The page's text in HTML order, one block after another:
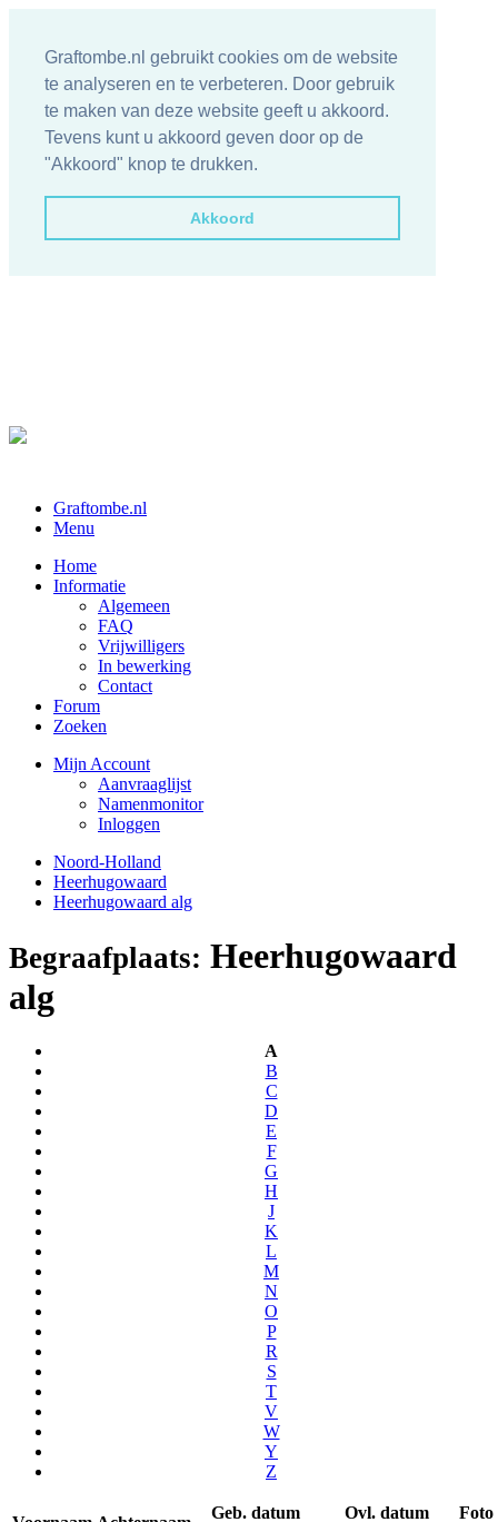
Graftombe.nl gebruikt cookies om de website
te analyseren en te verbeteren. Door gebruik
te maken van deze website geeft u akkoord.
Tevens kunt u akkoord geven door op de
"Akkoord" knop te drukken.
Akkoord
Graftombe.nl
Menu
Home
Informatie
Algemeen
FAQ
Vrijwilligers
In bewerking
Contact
Forum
Zoeken
Mijn Account
Aanvraaglijst
Namenmonitor
Inloggen
Noord-Holland
Heerhugowaard
Heerhugowaard alg
Begraafplaats: Heerhugowaard
alg
A
B
C
D
E
F
G
H
J
K
L
M
N
O
P
R
S
T
V
W
Y
Z
Geb. datum
Ovl. datum
Foto